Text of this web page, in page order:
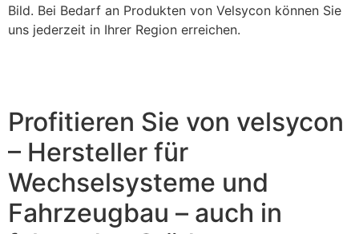
Bild. Bei Bedarf an Produkten von Velsycon können Sie
uns jederzeit in Ihrer Region erreichen.
Profitieren Sie von velsycon
– Hersteller für
Wechselsysteme und
Fahrzeugbau – auch in